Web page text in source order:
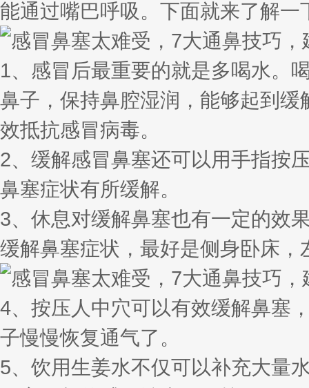
能通过嘴巴呼吸。下面就来了解
1、感冒后最重要的就是多喝水。
鼻子，保持鼻腔湿润，能够起到
效抵抗感冒病毒。
2、缓解感冒鼻塞还可以用手指按
鼻塞症状有所缓解。
3、休息对缓解鼻塞也有一定的效
缓解鼻塞症状，最好是侧身卧床，
4、按压人中穴可以有效缓解鼻塞
子慢慢恢复通气了。
5、饮用生姜水不仅可以补充大量